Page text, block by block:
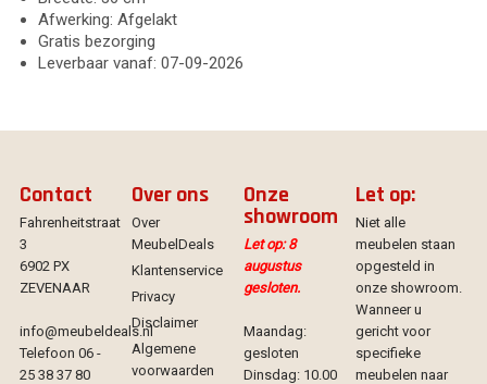
Afwerking: Afgelakt
Gratis bezorging
Leverbaar vanaf: 07-09-2026
Contact
Fahrenheitstraat
3
6902 PX
ZEVENAAR
info@meubeldeals.nl
Telefoon 06 -
25 38 37 80
Over ons
Over
MeubelDeals
Klantenservice
Privacy
Disclaimer
Algemene
voorwaarden
Onze
showroom
Let op: 8
augustus
gesloten.
Maandag:
gesloten
Dinsdag: 10.00
Let op:
Niet alle
meubelen staan
opgesteld in
onze showroom.
Wanneer u
gericht voor
specifieke
meubelen naar